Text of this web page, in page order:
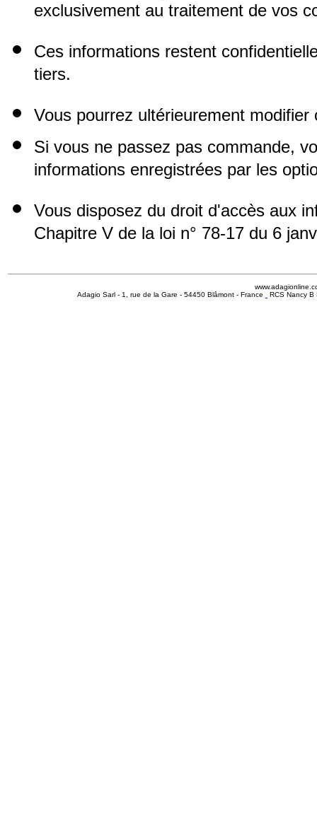
exclusivement au traitement de vos
Ces informations restent
tiers.
Vous pourrez ultérieurement
Si vous ne passez pas commande,
informations enregistrées par les
Vous disposez du droit d'accès aux
Chapitre V de la loi n° 78-17 du 6
Adagio Sarl - 1, rue de la Gare - 54450 Blâmont - France
RCS Nancy B